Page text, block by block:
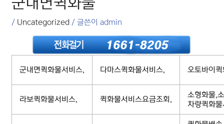
/ Uncategorized / 글쓴이admin
군내면퀵화물서비스, 다마스퀵화물서비스, 오토바이
라보퀵화물서비스, 퀵화물서비스요금조회,
소형화물,
차량퀵화